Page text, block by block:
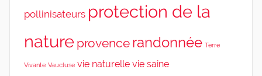
pollinisateurs protection de la
nature provence randonnée Terre
Vivante Vaucluse vie naturelle vie saine